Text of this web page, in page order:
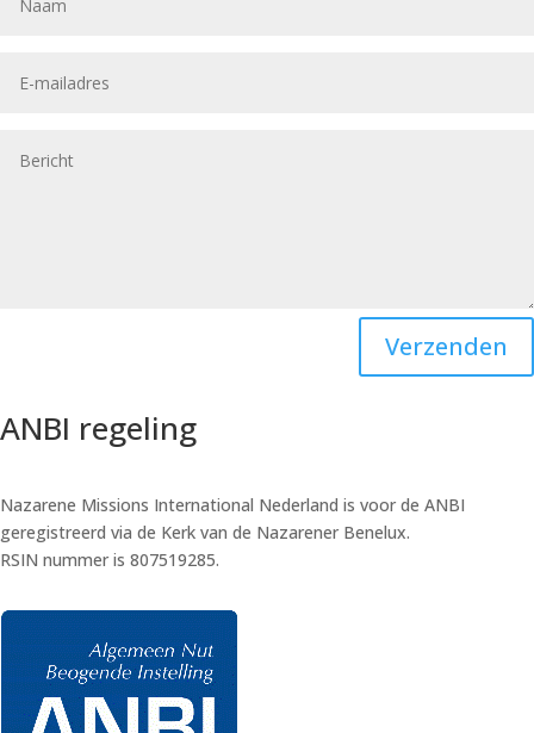
Verzenden
ANBI regeling
Nazarene Missions International Nederland is voor de ANBI
geregistreerd via de Kerk van de Nazarener Benelux.
RSIN nummer is 807519285.